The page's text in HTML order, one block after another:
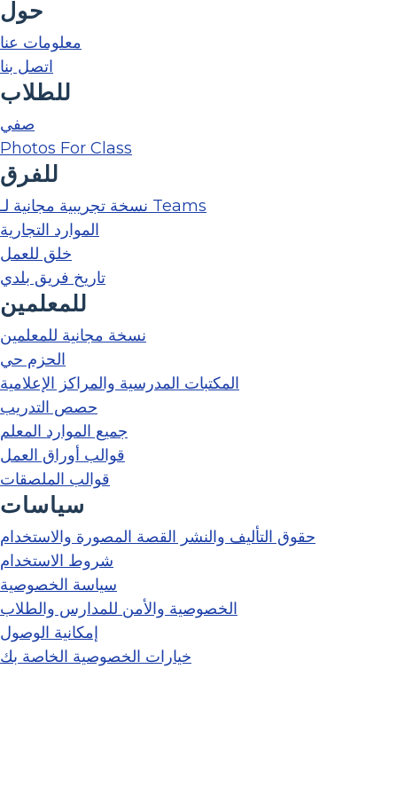
حول
معلومات عنا
اتصل بنا
للطلاب
صفي
Photos For Class
للفرق
نسخة تجريبية مجانية لـ Teams
الموارد التجارية
خلق للعمل
تاريخ فريق بلدي
للمعلمين
نسخة مجانية للمعلمين
الحزم حي
المكتبات المدرسية والمراكز الإعلامية
حصص التدريب
جميع الموارد المعلم
قوالب أوراق العمل
قوالب الملصقات
سياسات
حقوق التأليف والنشر القصة المصورة والاستخدام
شروط الاستخدام
سياسة الخصوصية
الخصوصية والأمن للمدارس والطلاب
إمكانية الوصول
خيارات الخصوصية الخاصة بك